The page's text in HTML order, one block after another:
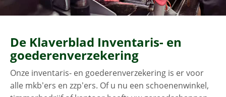
De Klaverblad Inventaris- en
goederenverzekering
Onze inventaris- en goederenverzekering is er voor
alle mkb’ers en zzp’ers. Of u nu een schoenenwinkel,